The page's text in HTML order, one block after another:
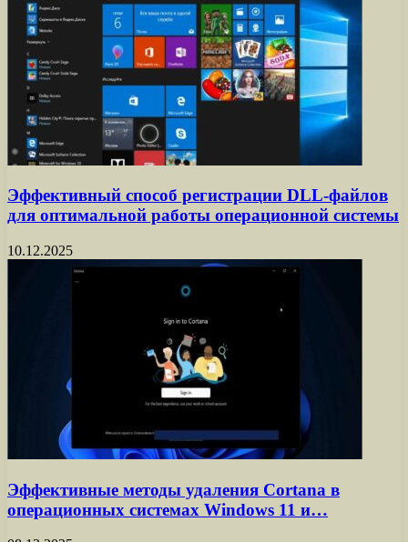
Эффективный способ регистрации DLL-файлов
для оптимальной работы операционной системы
10.12.2025
Эффективные методы удаления Cortana в
операционных системах Windows 11 и…